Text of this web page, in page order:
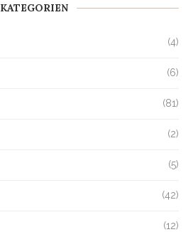
KATEGORIEN
(4)
(6)
(81)
(2)
(5)
(42)
(12)